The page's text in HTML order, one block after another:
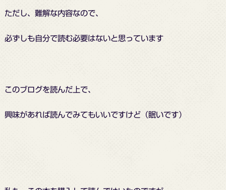
ただし、難解な内容なので、
必ずしも自分で読む必要はないと思っています
このブログを読んだ上で、
興味があれば読んでみてもいいですけど（眠いです）